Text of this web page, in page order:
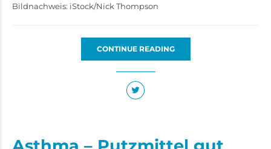
Bildnachweis: iStock/Nick Thompson
CONTINUE READING